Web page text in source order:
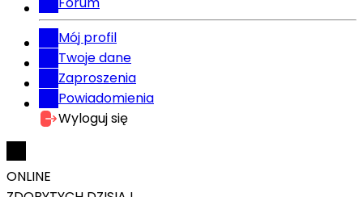
Mój profil
Twoje dane
Zaproszenia
Powiadomienia
Wyloguj się
ONLINE